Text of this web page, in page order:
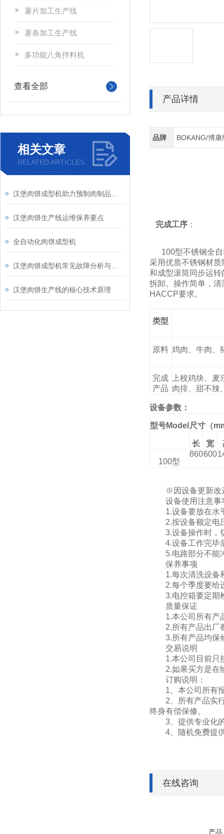
薯片加工生产线
薯条加工生产线
多功能八角拌料机
查看全部
相关文章
RELATED ARTICLES
汉堡肉饼生产线运维保养要点
全自动化肉饼成型机
汉堡肉饼生产线的核心技术原理
产品详情
品牌 BOKANG/博康
完成工序 ：
100型不锈钢全
采用优质不锈钢材
和成型滚筒同步运
拆卸。操作简单，
HACCP要求。
类型
原料 鸡肉、牛肉、
完成
产品
上校鸡块、
肉排、甜不辣
设备参数：
型号Model 尺寸（
长 宽
100型
860600
※因设备更新改进
设备使用注意事
1.设备要放在水平
2.按设备额定电
3.设备操作时，
4.设备工作完毕后
5.电路部分不能冲
保养事项
1.每次清洗设备和
2.每个季度要给设
3.电控箱要定期检
质量保证
1.本公司所有产品
2.所有产品出厂都
3.所有产品均保修
交易说明
1.本公司目前只接
2.如果买方是在物
订购说明：
1、本公司所有报
2、所有产品实行
终身有偿保修。
3、提供专业化的
4、随机免费提供
在线咨询
产品